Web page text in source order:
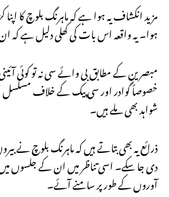
ہوا۔ یہ واقعہ اس بات کی کھلی دلیل ہے
مبصرین کے مطابق بی وائے سی نہ تو کوئی
خصوصاً گوادر اور سی پیک کے خلاف
شواہد بھی ملے ہیں۔
ذرائع یہ بھی بتاتے ہیں کہ ماہرنگ بلوچ
دی جا سکے۔ اسی تناظر میں ان کے جلسوں
آوروں کے طور پر سامنے آئے۔